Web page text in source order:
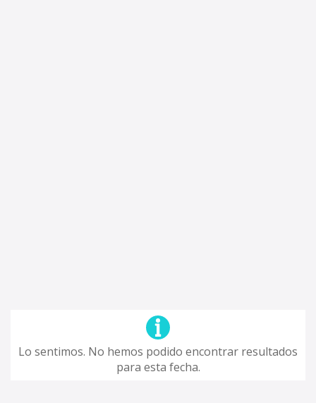
Lo sentimos. No hemos podido encontrar resultados
para esta fecha.